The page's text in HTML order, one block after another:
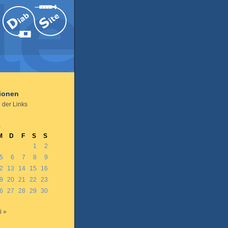
der Links
D F S
S
1
2
5 6 7 8
9
13 14 15
16
20 21 22
23
27 28 29
30
»